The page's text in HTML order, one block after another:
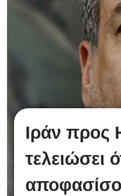
Ιράν προς
τελειώσει